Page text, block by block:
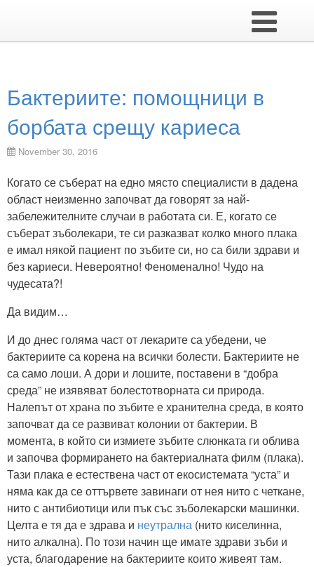
Бактериите: помощници в
борбата срещу кариеса
November 30, 2016
Когато се съберат на едно място специалисти в дадена
област неизменно започват да говорят за най-
забележителните случаи в работата си. Е, когато се
съберат зъболекари, те си разказват колко много плака
е имал някой пациент по зъбите си, но са били здрави и
без кариеси. Невероятно! Феноменално! Чудо на
чудесата?!
Да видим…
И до днес голяма част от лекарите са убедени, че
бактериите са корена на всички болести. Бактериите не
са само лоши. А дори и лошите, поставени в “добра
среда” не изявяват болестотворната си природа.
Налепът от храна по зъбите е хранителна среда, в която
започват да се развиват колонии от бактерии. В
момента, в който си измиете зъбите слюнката ги облива
и започва формирането на бактериалната филм (плака).
Тази плака е естествена част от екосистемата “уста” и
няма как да се оттървете завинаги от нея нито с четкане,
нито с антибиотици или пък със зъболекарски машинки.
Целта е тя да е здрава и неутрална (нито киселинна,
нито алкална). По този начин ще имате здрави зъби и
уста, благодарение на бактериите които живеят там.